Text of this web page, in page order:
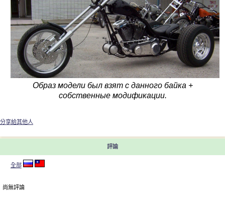
Образ модели был взят с данного байка +
собственные модификации.
分享給其他人
評論
全部
尚無評論